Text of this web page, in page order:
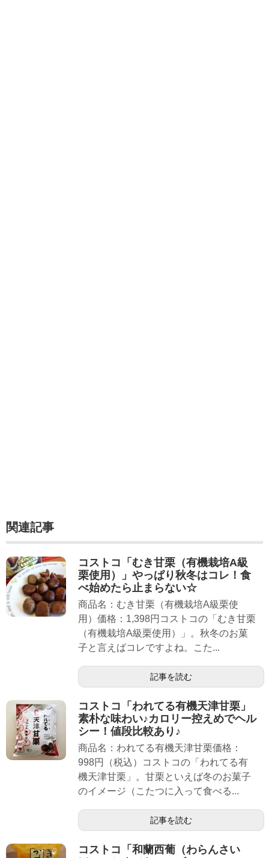
関連記事
コストコ「むき甘栗（有機栽培A級
栗使用）」やっぱり秋冬はコレ！食
べ始めたら止まらない☆
商品名：むき甘栗（有機栽培A級栗使
用）価格：1,398円コストコの「むき甘栗
（有機栽培A級栗使用）」。秋冬のお菓
子と言えばコレですよね。こた...
記事を読む
コストコ「われてる有機天津甘栗」
素朴な味わい♪カロリー控えめでヘル
シー！値段比較あり♪
商品名：われてる有機天津甘栗価格：
998円（税込）コストコの「われてる有
機天津甘栗」。甘栗といえば冬のお菓子
のイメージ（こたつに入って食べる...
記事を読む
コストコ「和蘭西葡（わらんさい